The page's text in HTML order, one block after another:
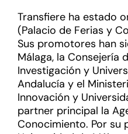
Transfiere ha estado
(Palacio de Ferias y
Sus promotores han
Málaga, la Consejería
Investigación y
Andalucía y el
Innovación y
partner principal la
Conocimiento. Por su